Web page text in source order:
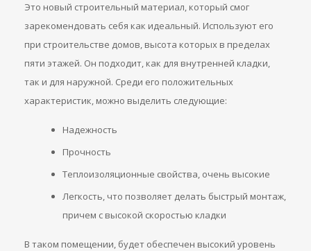
Это новый строительный материал, который смог
зарекомендовать себя как идеальный. Используют его
при строительстве домов, высота которых в пределах
пяти этажей. Он подходит, как для внутренней кладки,
так и для наружной. Среди его положительных
характеристик, можно выделить следующие:
Надежность
Прочность
Теплоизоляционные свойства, очень высокие
Легкость, что позволяет делать быстрый монтаж,
причем с высокой скоростью кладки
В таком помещении, будет обеспечен высокий уровень